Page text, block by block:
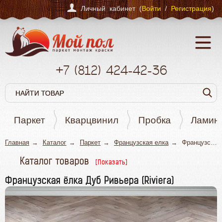
Личный кабинет (Войти/Регистрация)
+7 (812) 424-42-36
Паркет Кварцвинил Пробка
Главная Каталог Паркет Французская елка Французская ёлка Дуб Ривьера (Riviera)
Каталог товаров
Паркет
Штучный паркет
Паркетная доска
Французская ёлка Дуб Ривьера (Riviera)